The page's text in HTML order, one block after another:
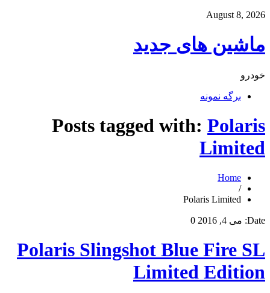
August 8, 2026
ماشین های جدید
خودرو
برگه نمونه
Posts tagged with: Polaris
Limited
Home
/
Polaris Limited
Date: می 4, 2016 0
Polaris Slingshot Blue Fire SL
Limited Edition